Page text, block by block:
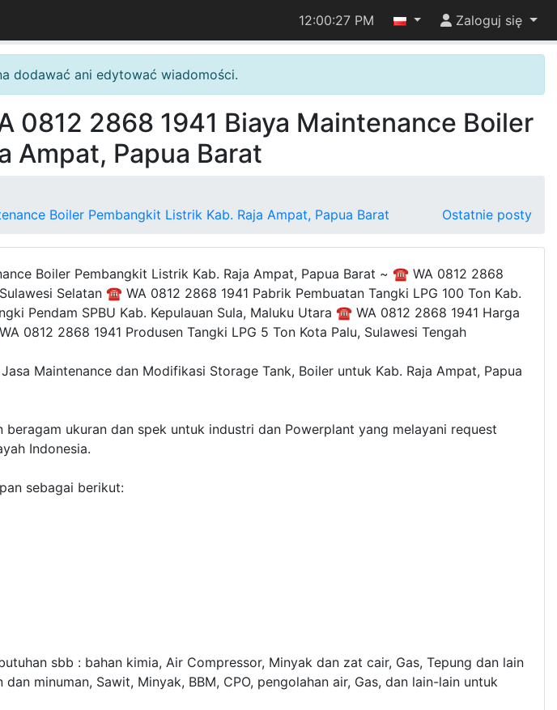
12:00:27 PM Zaloguj się
dodawać ani edytować wiadomości.
0812 2868 1941 Biaya Maintenance Boiler
Ampat, Papua Barat
Boiler Pembangkit Listrik Kab. Raja Ampat, Papua Barat
Ostatnie posty
Boiler Pembangkit Listrik Kab. Raja Ampat, Papua Barat ~ ☎ WA 0812 2868
Selatan ☎ WA 0812 2868 1941 Pabrik Pembuatan Tangki LPG 100 Ton Kab.
Pendam SPBU Kab. Kepulauan Sula, Maluku Utara ☎ WA 0812 2868 1941 Harga
0812 2868 1941 Produsen Tangki LPG 5 Ton Kota Palu, Sulawesi Tengah
Maintenance dan Modifikasi Storage Tank, Boiler untuk Kab. Raja Ampat, Papua
beragam ukuran dan spek untuk industri dan Powerplant yang melayani request
Indonesia.
sebagai berikut:
sbb : bahan kimia, Air Compressor, Minyak dan zat cair, Gas, Tepung dan lain
minuman, Sawit, Minyak, BBM, CPO, pengolahan air, Gas, dan lain-lain untuk